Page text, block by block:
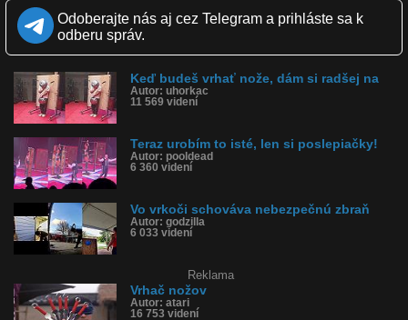
Kvalita: NQ
LQ
Zverejnené: 26.5.2015 13:01
Komentárov: 127
Dľžka: 0:58
Kategória: šokujúce
Tagy: vrhač nožov, nože, číslo, cirkusové číslo, čína, manželka,
koleso, vrhať, nervy
História sledovanosti videa:
Odoberajte nás aj cez Telegram a prihláste sa k
odberu správ.
Keď budeš vrhať nože, dám si radšej na
Autor: uhorkac
11 569 videní
Teraz urobím to isté, len si poslepiačky!
Autor: pooldead
6 360 videní
Vo vrkoči schováva nebezpečnú zbraň
Autor: godzilla
6 033 videní
Reklama
Vrhač nožov
Autor: atari
16 753 videní